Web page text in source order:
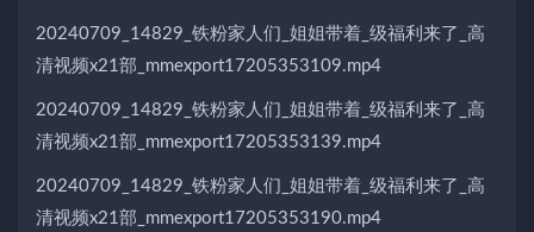
20240709_14829_铁粉家人们_姐姐带着_级福利来了_高
清视频x21部_mmexport17205353109.mp4
20240709_14829_铁粉家人们_姐姐带着_级福利来了_高
清视频x21部_mmexport17205353139.mp4
20240709_14829_铁粉家人们_姐姐带着_级福利来了_高
清视频x21部_mmexport17205353190.mp4